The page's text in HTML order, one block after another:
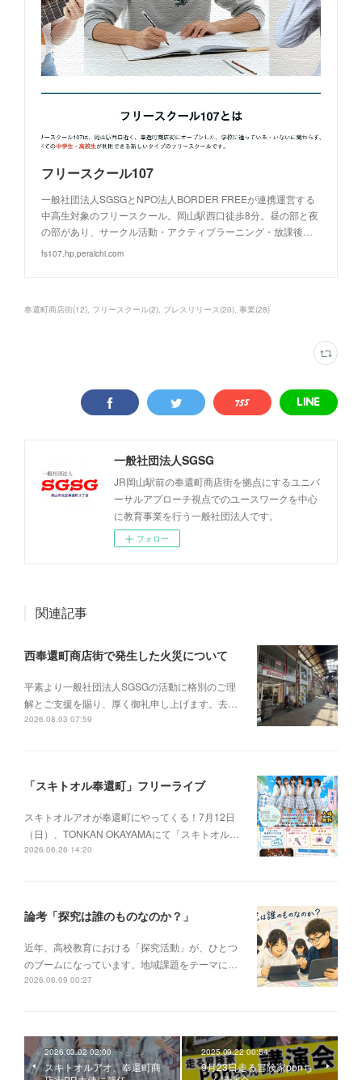
フリースクール107
一般社団法人SGSGとNPO法人BORDER FREEが連携運営する
中高生対象のフリースクール。岡山駅西口徒歩8分。昼の部と夜
の部があり、サークル活動・アクティブラーニング・放課後…
fs107.hp.peraichi.com
奉還町商店街(12) フリースクール(2) プレスリリース(20) 事業(28)
一般社団法人SGSG
JR岡山駅前の奉還町商店街を拠点にするユニバ
ーサルアプローチ視点でのユースワークを中心
に教育事業を行う一般社団法人です。
フォロー
関連記事
西奉還町商店街で発生した火災について
平素より一般社団法人SGSGの活動に格別のご理
解とご支援を賜り、厚く御礼申し上げます。去…
2026.08.03 07:59
「スキトオル奉還町」フリーライブ
スキトオルアオが奉還町にやってくる！7月12日
（日）、TONKAN OKAYAMAにて「スキトオル…
2026.06.26 14:20
論考「探究は誰のものなのか？」
近年、高校教育における「探究活動」が、ひとつ
のブームになっています。地域課題をテーマに…
2026.06.09 00:27
2026.03.02 02:00
スキトオルアオ、奉還町商
2025.09.22 00:54
9月23日走る冒険家ponち